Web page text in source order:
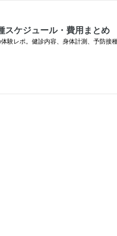
スケジュール・費用まとめ
験レポ。健診内容、身体計測、予防接